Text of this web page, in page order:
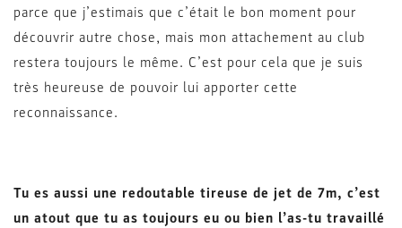
parce que j’estimais que c’était le bon moment pour
découvrir autre chose, mais mon attachement au club
restera toujours le même. C’est pour cela que je suis
très heureuse de pouvoir lui apporter cette
reconnaissance.
Tu es aussi une redoutable tireuse de jet de 7m, c’est
un atout que tu as toujours eu ou bien l’as-tu travaillé